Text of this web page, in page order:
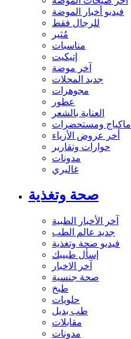
فيديو أخبار الموضة
للرجال فقط
مُثير
مناسبات
إتيكيت
آخر موضة
جديد المحلات
مجوهرات
عطور
العناية بالشعر
ماكياج ومستحضرات
أخر عروض الأزياء
حوارات وتقارير
مدونات
غاليري
صحة وتغذية
آخر الأخبار الطبية
جديد عالم الطب
فيديو صحة وتغذية
إسأل طبيبك
آخر الاخبار
صحة جنسية
طبخ
حلويات
طب بديل
مقابلات
مدونات